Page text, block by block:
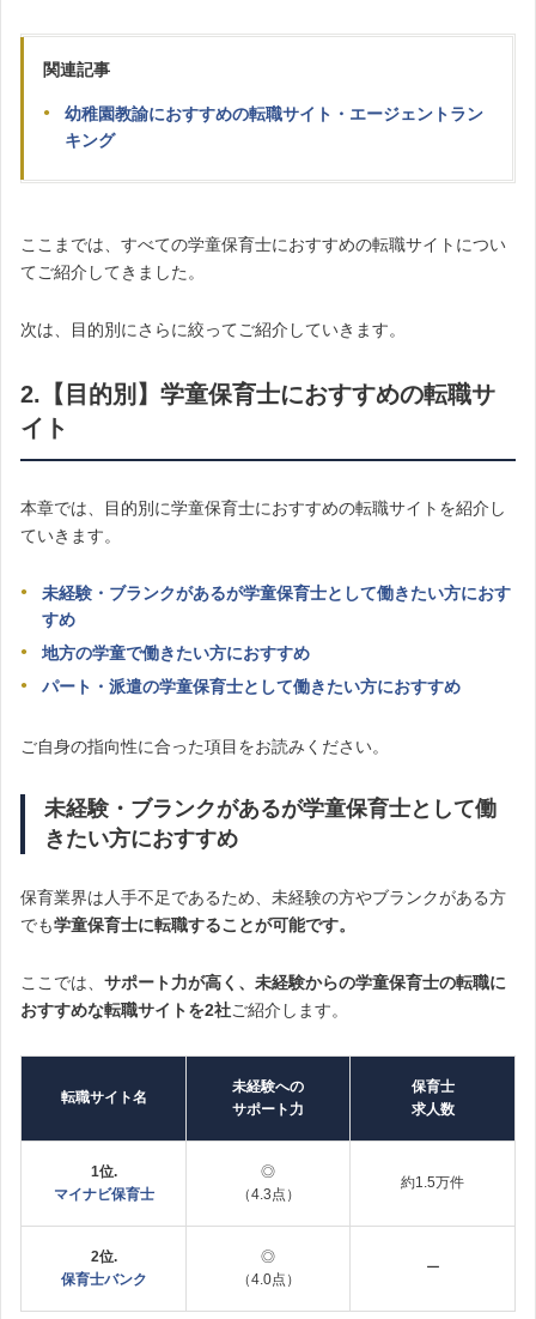
関連記事
幼稚園教諭におすすめの転職サイト・エージェントラン
キング
ここまでは、すべての学童保育士におすすめの転職サイトについ
てご紹介してきました。
次は、目的別にさらに絞ってご紹介していきます。
2.【目的別】学童保育士におすすめの転職サ
イト
本章では、目的別に学童保育士におすすめの転職サイトを紹介し
ていきます。
未経験・ブランクがあるが学童保育士として働きたい方におす
すめ
地方の学童で働きたい方におすすめ
パート・派遣の学童保育士として働きたい方におすすめ
ご自身の指向性に合った項目をお読みください。
未経験・ブランクがあるが学童保育士として働
きたい方におすすめ
保育業界は人手不足であるため、未経験の方やブランクがある方
でも学童保育士に転職することが可能です。
ここでは、 サポート力が高く、未経験からの学童保育士の転職に
おすすめな転職サイトを2社ご紹介します。
転職サイト名
未経験への
サポート力
保育士
求人数
1位.
マイナビ保育士
◎
（4.3点）
約1.5万件
2位.
保育士バンク
◎
（4.0点）
ー